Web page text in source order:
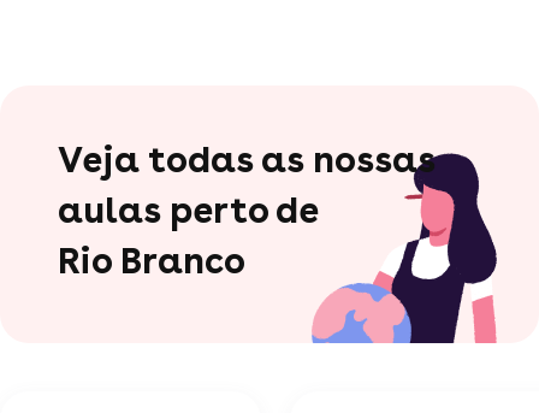
Veja todas as nossas
aulas perto de
Rio Branco